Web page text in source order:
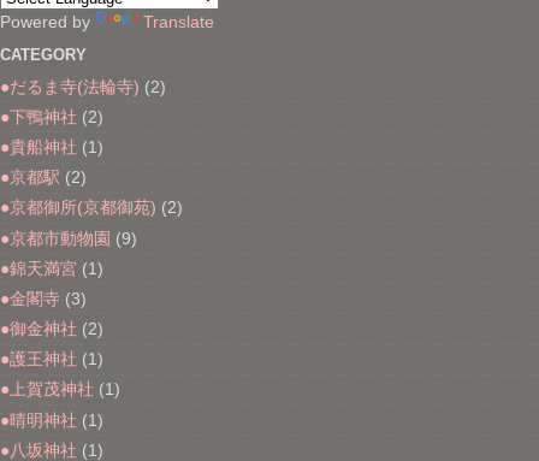
Powered by Translate
CATEGORY
●だるま寺(法輪寺) (2)
●下鴨神社 (2)
●貴船神社 (1)
●京都駅 (2)
●京都御所(京都御苑) (2)
●京都市動物園 (9)
●錦天満宮 (1)
●金閣寺 (3)
●御金神社 (2)
●護王神社 (1)
●上賀茂神社 (1)
●晴明神社 (1)
●八坂神社 (1)